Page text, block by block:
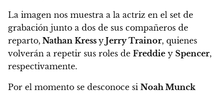
La imagen nos muestra a la actriz en el set de
grabación junto a dos de sus compañeros de
reparto, Nathan Kress y Jerry Trainor, quienes
volverán a repetir sus roles de Freddie y Spencer,
respectivamente.
Por el momento se desconoce si Noah Munck